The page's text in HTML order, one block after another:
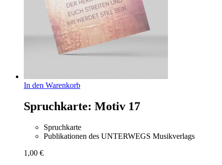
In den Warenkorb
Spruchkarte: Motiv 17
Spruchkarte
Publikationen des UNTERWEGS Musikverlags
1,00 €